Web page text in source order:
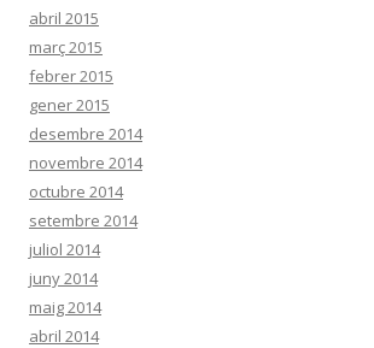
abril 2015
març 2015
febrer 2015
gener 2015
desembre 2014
novembre 2014
octubre 2014
setembre 2014
juliol 2014
juny 2014
maig 2014
abril 2014